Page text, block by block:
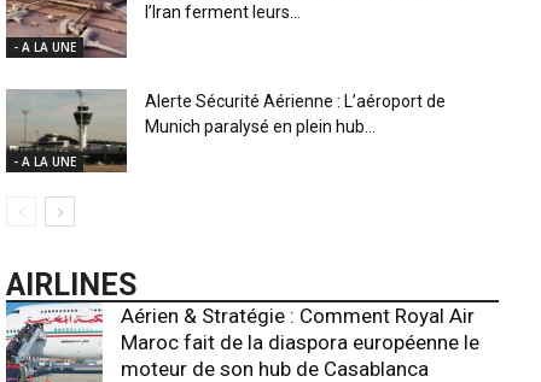
- A LA UNE
l’Iran ferment leurs...
- A LA UNE
Alerte Sécurité Aérienne : L’aéroport de
Munich paralysé en plein hub...
AIRLINES
Aérien & Stratégie : Comment Royal Air
Maroc fait de la diaspora européenne le
moteur de son hub de Casablanca